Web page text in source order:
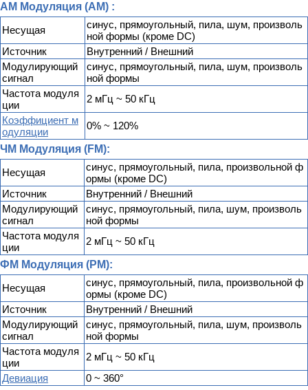
AM Модуляция (AM) :
Несущая
синус, прямоугольный, пила, шум, произволь
ной формы (кроме DC)
Источник
Внутренний / Внешний
Модулирующий
сигнал
синус, прямоугольный, пила, шум, произволь
ной формы
Частота модуля
ции
2 мГц ~ 50 кГц
Коэффициент м
одуляции
0% ~ 120%
ЧМ Модуляция (FM):
Несущая
синус, прямоугольный, пила, произвольной ф
ормы (кроме DC)
Источник
Внутренний / Внешний
Модулирующий
сигнал
синус, прямоугольный, пила, шум, произволь
ной формы
Частота модуля
ции
2 мГц ~ 50 кГц
ФМ Модуляция (PM):
Несущая
синус, прямоугольный, пила, произвольной ф
ормы (кроме DC)
Источник
Внутренний / Внешний
Модулирующий
сигнал
синус, прямоугольный, пила, шум, произволь
ной формы
Частота модуля
ции
2 мГц ~ 50 кГц
Девиация
0 ~ 360°